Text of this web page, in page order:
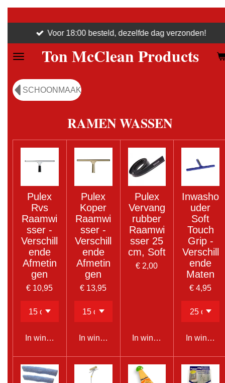
naar
de
Ton McClean Products
Voor 18:00 besteld, dezelfde dag verzonden!
SCHOONMAAK
RAMEN WASSEN
Pulex
Rvs
Raamwi
sser -
Verschill
ende
Afmetin
gen
€ 10,95
In winkelwagen
Pulex
Koper
Raamwi
sser -
Verschill
ende
Afmetin
gen
€ 13,95
In winkelwagen
Pulex
Vervang
rubber
Raamwi
sser 25
cm, Soft
€ 2,00
In winkelwagen
Inwasho
uder
Soft
Touch
Grip -
Verschill
ende
Maten
€ 4,95
In